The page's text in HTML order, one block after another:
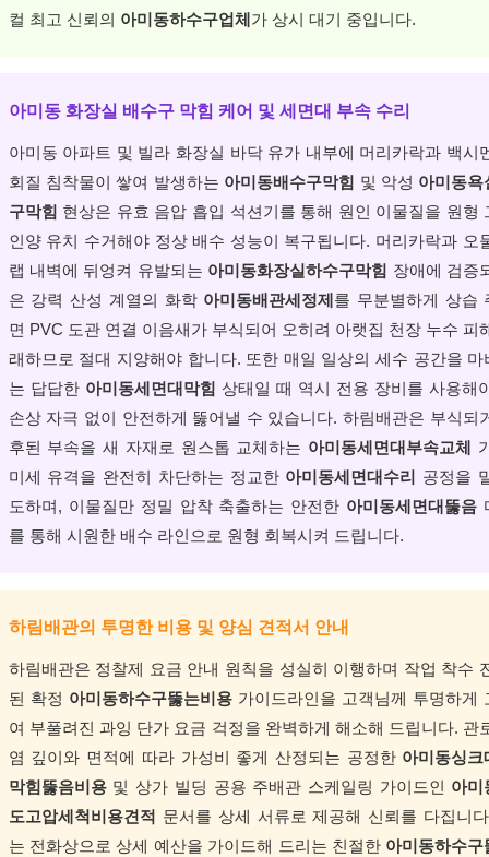
컬 최고 신뢰의 아미동하수구업체 가 상시 대기 중입니다.
아미동 화장실 배수구 막힘 케어 및 세면대 부속 수리
아미동 아파트 및 빌라 화장실 바닥 유가 내부에 머리카락과 백시
회질 침착물이 쌓여 발생하는 아미동배수구막힘 및 악성 아미동욕
구막힘 현상은 유효 음압 흡입 석션기를 통해 원인 이물질을 원형
인양 유치 수거해야 정상 배수 성능이 복구됩니다. 머리카락과 오
랩 내벽에 뒤엉켜 유발되는 아미동화장실하수구막힘 장애에 검증
은 강력 산성 계열의 화학 아미동배관세정제 를 무분별하게 상습
면 PVC 도관 연결 이음새가 부식되어 오히려 아랫집 천장 누수 피
래하므로 절대 지양해야 합니다. 또한 매일 일상의 세수 공간을 마
는 답답한 아미동세면대막힘 상태일 때 역시 전용 장비를 사용해
손상 자극 없이 안전하게 뚫어낼 수 있습니다. 하림배관은 부식되
후된 부속을 새 자재로 원스톱 교체하는 아미동세면대부속교체
미세 유격을 완전히 차단하는 정교한 아미동세면대수리
공정을
도하며, 이물질만 정밀 압착 축출하는 안전한 아미동세면대뚫음
를 통해 시원한 배수 라인으로 원형 회복시켜 드립니다.
하림배관의 투명한 비용 및 양심 견적서 안내
하림배관은 정찰제 요금 안내 원칙을 성실히 이행하며 작업 착수
된 확정 아미동하수구뚫는비용가이드라인을 고객님께 투명하게
여 부풀려진 과잉 단가 요금 걱정을 완벽하게 해소해 드립니다. 관
염 깊이와 면적에 따라 가성비 좋게 산정되는 공정한 아미동싱크
막힘뚫음비용및 상가 빌딩 공용 주배관 스케일링 가이드인 아미
도고압세척비용견적
문서를 상세 서류로 제공해 신뢰를 다집니
는 전화상으로 상세 예산을 가이드해 드리는 친절한 아미동하수구